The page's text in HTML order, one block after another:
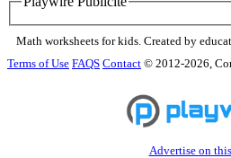
Math worksheets for kids. Created by
Terms of Use FAQS Contact © 2012-2026,
Advertise on